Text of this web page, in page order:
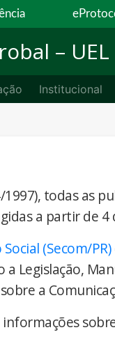
– UEL
Institucional
todas as
a partir de 4
(Secom/PR)
Legislação,
a